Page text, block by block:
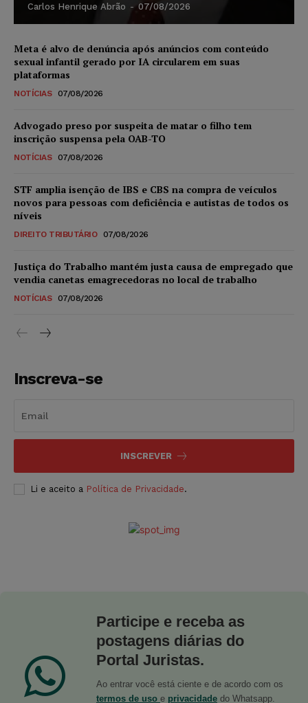
Carlos Henrique Abrão - 07/08/2026
Meta é alvo de denúncia após anúncios com conteúdo
sexual infantil gerado por IA circularem em suas
plataformas
NOTÍCIAS 07/08/2026
Advogado preso por suspeita de matar o filho tem
inscrição suspensa pela OAB-TO
NOTÍCIAS 07/08/2026
STF amplia isenção de IBS e CBS na compra de veículos
novos para pessoas com deficiência e autistas de todos os
níveis
DIREITO TRIBUTÁRIO 07/08/2026
Justiça do Trabalho mantém justa causa de empregado que
vendia canetas emagrecedoras no local de trabalho
NOTÍCIAS 07/08/2026
Inscreva-se
INSCREVER
Li e aceito a Política de Privacidade.
Participe e receba as
postagens diárias do
Portal Juristas.
Ao entrar você está ciente e de acordo com os
termos de uso e privacidade do Whatsapp.